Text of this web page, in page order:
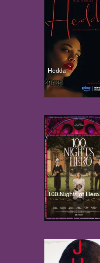
Hedda
100 Nights of Hero